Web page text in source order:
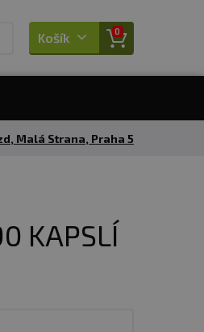
Košík 0
Malá Strana, Praha 5
KAPSLÍ